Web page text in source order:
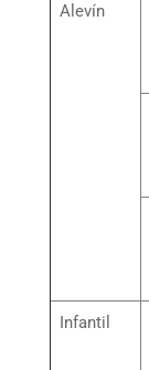
Alevín
Infantil